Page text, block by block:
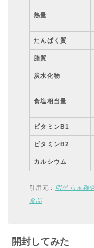
熱量
たんぱく質
脂質
炭水化物
食塩相当量
ビタミンB1
ビタミンB2
カルシウム
引用元： 明星 らぁ麺
食品
開封してみた